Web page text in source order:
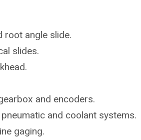
root angle slide.
slides.
and encoders.
and coolant systems.
gaging.